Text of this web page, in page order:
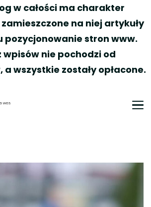
w całości ma charakter
na niej artykuły
pozycjonowanie stron www.
wpisów nie pochodzi od
wszystkie zostały opłacone.